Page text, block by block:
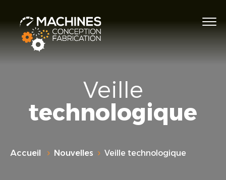
Veille
technologique
Accueil Nouvelles Veille technologique